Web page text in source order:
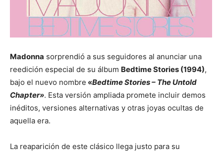
Madonna sorprendió a sus seguidores al anunciar una
reedición especial de su álbum Bedtime Stories (1994),
bajo el nuevo nombre «Bedtime Stories – The Untold
Chapter». Esta versión ampliada promete incluir demos
inéditos, versiones alternativas y otras joyas ocultas de
aquella era.
La reaparición de este clásico llega justo para su